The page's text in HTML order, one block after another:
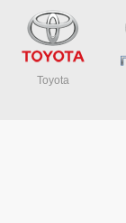
Toyota